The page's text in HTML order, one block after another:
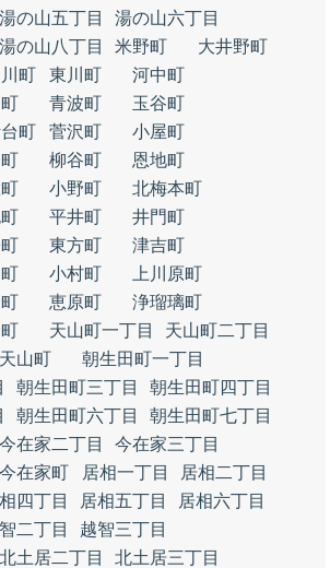
湯の山五丁目
湯の山六丁目
湯の山八丁目 米野町
大井野町
町 東川町
河中町
青波町
玉谷町
台町 菅沢町
小屋町
柳谷町
恩地町
町 小野町
北梅本町
平井町
井門町
東方町
津吉町
小村町
上川原町
町 恵原町
浄瑠璃町
天山町一丁目
天山町二丁目
天山町
朝生田町一丁目
朝生田町三丁目
朝生田町四丁目
朝生田町六丁目
朝生田町七丁目
今在家二丁目
今在家三丁目
今在家町 居相一丁目
居相二丁目
四丁目 居相五丁目
居相六丁目
二丁目
越智三丁目
北土居二丁目
北土居三丁目